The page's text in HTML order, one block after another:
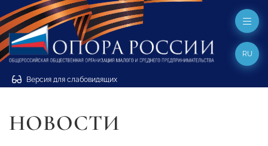
Версия для слабовидящих
RU
НОВОСТИ